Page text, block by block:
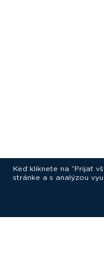
Keď kliknete na “Prijať
stránke a s analýzou